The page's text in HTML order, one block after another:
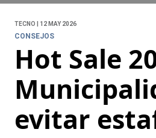
TECNO | 12 MAY 2026
CONSEJOS
Hot Sale
evitar